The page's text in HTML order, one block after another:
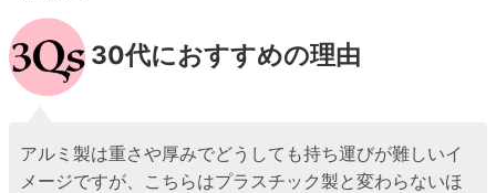
30代におすすめの理由
アルミ製は重さや厚みでどうしても持ち運びが難しいイ
メージですが、こちらはプラスチック製と変わらないほ